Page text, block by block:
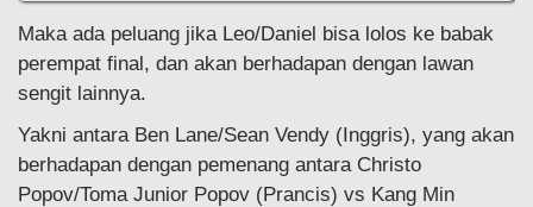
Maka ada peluang jika Leo/Daniel bisa lolos ke babak
perempat final, dan akan berhadapan dengan lawan
sengit lainnya.
Yakni antara Ben Lane/Sean Vendy (Inggris), yang akan
berhadapan dengan pemenang antara Christo
Popov/Toma Junior Popov (Prancis) vs Kang Min